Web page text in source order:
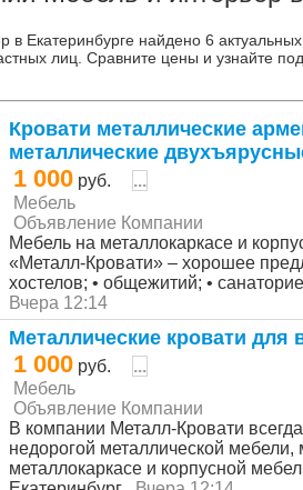
в Екатеринбурге найдено 6
лиц. Сравните цены и узнайте
Кровати металлические
металлические
1 000 руб.
...
Мебель
Объявление Компании
Мебель на металлокаркасе и
«Металл-Кровати» – хорошее
хостелов; • общежитий; •
Вчера 12:14
Металлические кровати для
1 000 руб.
...
Мебель
Объявление Компании
В компании Металл-Кровати
недорогой металлической мебели,
металлокаркасе и корпусной